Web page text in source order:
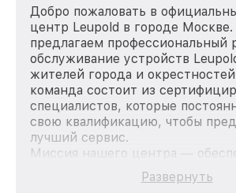
Добро пожаловать в
центр Leupold в городе
предлагаем профессиональный
обслуживание устройств
жителей города и
команда состоит из
специалистов, которые
свою квалификацию, чтобы
лучший сервис.
Миссия нашего центра —
качественный и доступный
каждого пользователя
Развернуть